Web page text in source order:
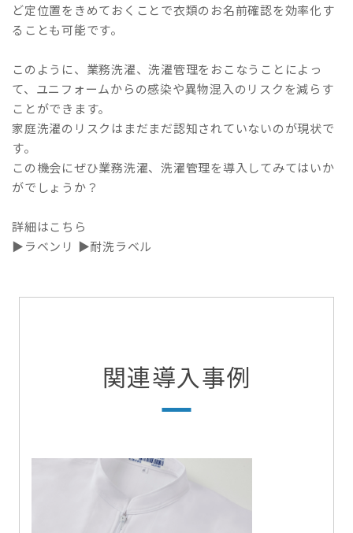
ど定位置をきめておくことで衣類のお名前確認を効率化す
ることも可能です。
このように、業務洗濯、洗濯管理をおこなうことによっ
て、ユニフォームからの感染や異物混入のリスクを減らす
ことができます。
家庭洗濯のリスクはまだまだ認知されていないのが現状で
す。
この機会にぜひ業務洗濯、洗濯管理を導入してみてはいか
がでしょうか？
詳細はこちら
▶ラベンリ
▶耐洗ラベル
関連導入事例